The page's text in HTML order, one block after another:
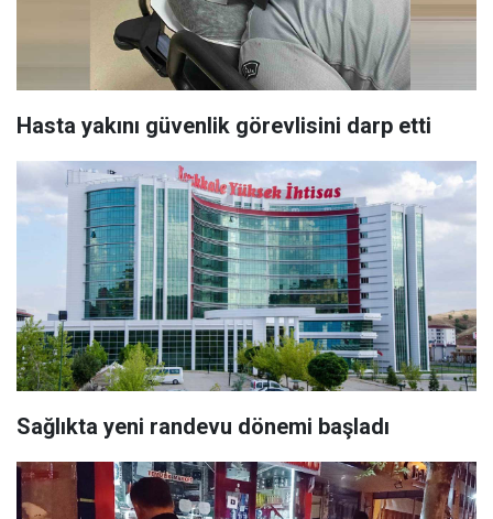
Hasta yakını güvenlik görevlisini darp etti
Sağlıkta yeni randevu dönemi başladı